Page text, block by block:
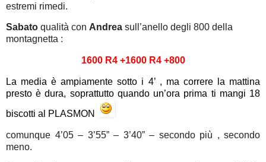
estremi rimedi.
Sabato qualità con Andrea sull’anello degli 800 della
montagnetta :
1600 R4 +1600 R4 +800
La media è ampiamente sotto i 4’ , ma correre la mattina
presto è dura, soprattutto quando un’ora prima ti mangi 18
biscotti al PLASMON
comunque 4’05 – 3’55” – 3’40” – secondo più , secondo
meno.